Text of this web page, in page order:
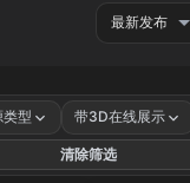
类型 带3D在线展示
清除筛选